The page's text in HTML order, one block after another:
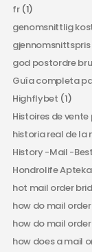
fr(1)
genomsnittlig
god postordre
Guía completa
Highflybet (1)
Histoires de
historia real de la
History -Mail -
Hondrolife
hot mail order
how do mail
how do mail
how does a mail